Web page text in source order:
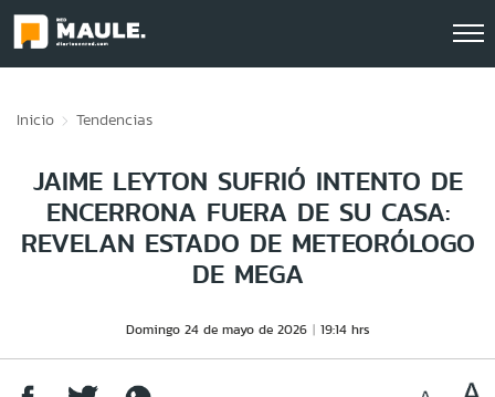
Inicio Tendencias
JAIME LEYTON SUFRIÓ INTENTO DE
ENCERRONA FUERA DE SU CASA:
REVELAN ESTADO DE METEORÓLOGO
DE MEGA
Domingo 24 de mayo de 2026 19:14 hrs